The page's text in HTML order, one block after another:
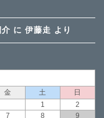
に 伊藤走 より
金 土
日
1
2
7 8 9